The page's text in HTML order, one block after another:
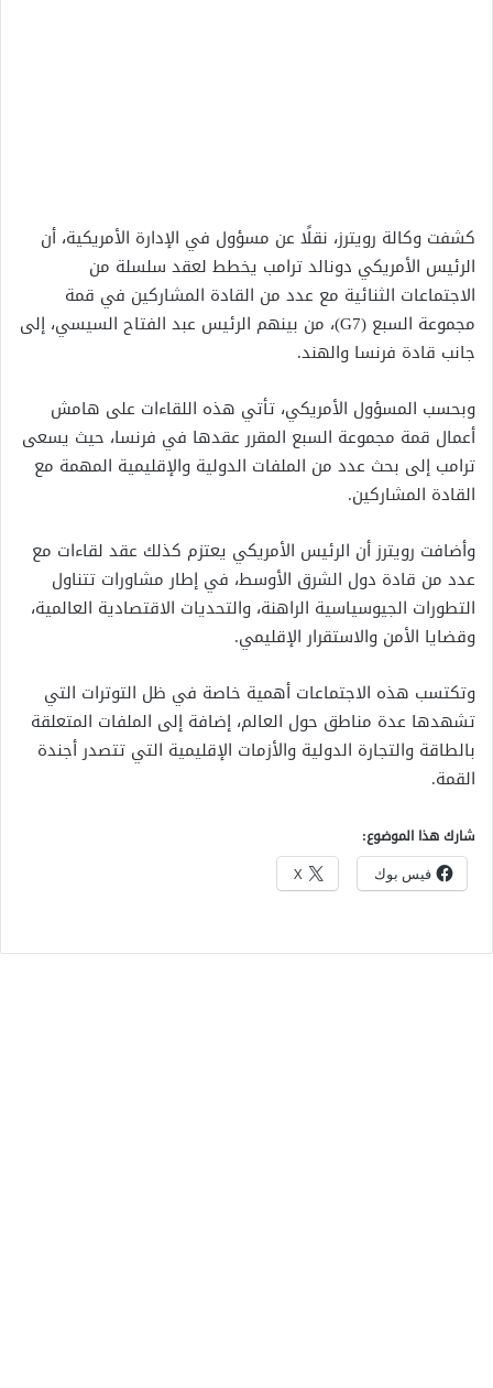
كشفت وكالة رويترز، نقلًا عن مسؤول في الإدارة الأمريكية، أن
الرئيس الأمريكي دونالد ترامب يخطط لعقد سلسلة من
الاجتماعات الثنائية مع عدد من القادة المشاركين في قمة
مجموعة السبع (G7)، من بينهم الرئيس عبد الفتاح السيسي، إلى
جانب قادة فرنسا والهند.
وبحسب المسؤول الأمريكي، تأتي هذه اللقاءات على هامش
أعمال قمة مجموعة السبع المقرر عقدها في فرنسا، حيث يسعى
ترامب إلى بحث عدد من الملفات الدولية والإقليمية المهمة مع
القادة المشاركين.
وأضافت رويترز أن الرئيس الأمريكي يعتزم كذلك عقد لقاءات مع
عدد من قادة دول الشرق الأوسط، في إطار مشاورات تتناول
التطورات الجيوسياسية الراهنة، والتحديات الاقتصادية العالمية،
وقضايا الأمن والاستقرار الإقليمي.
وتكتسب هذه الاجتماعات أهمية خاصة في ظل التوترات التي
تشهدها عدة مناطق حول العالم، إضافة إلى الملفات المتعلقة
بالطاقة والتجارة الدولية والأزمات الإقليمية التي تتصدر أجندة
القمة.
شارك هذا الموضوع:
فيس بوك X